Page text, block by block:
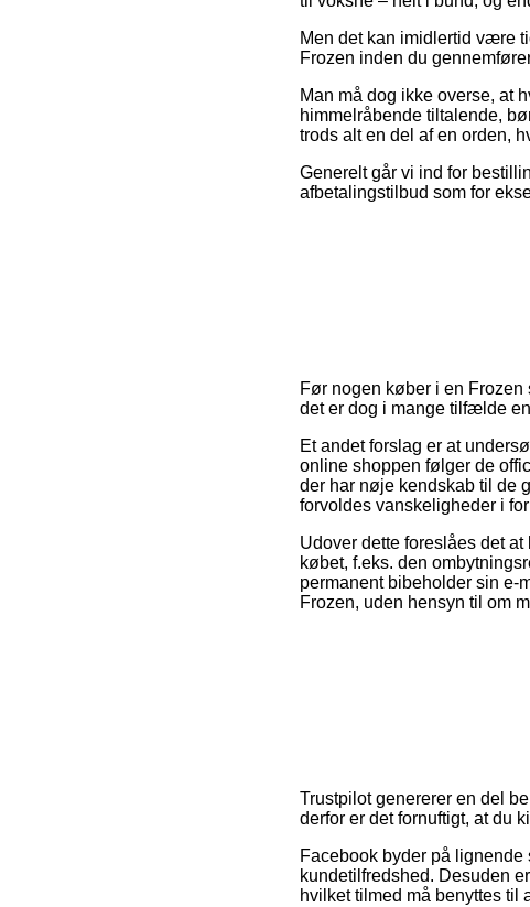
Men det kan imidlertid være
Frozen inden du
Man må dog ikke overse, at
himmelråbende tiltalende,
trods alt en del af en orden,
Generelt går vi ind for
afbetalingstilbud som for
Før nogen køber i en
det er dog i mange tilfælde
Et andet forslag er at
online shoppen følger de
der har nøje kendskab til de
forvoldes vanskeligheder i
Udover dette foreslåes det
købet, f.eks. den
permanent bibeholder sin e-
Frozen, uden hensyn til om
Trustpilot genererer en del
derfor er det fornuftigt, at du
Facebook byder på
kundetilfredshed. Desuden
hvilket tilmed må benyttes til